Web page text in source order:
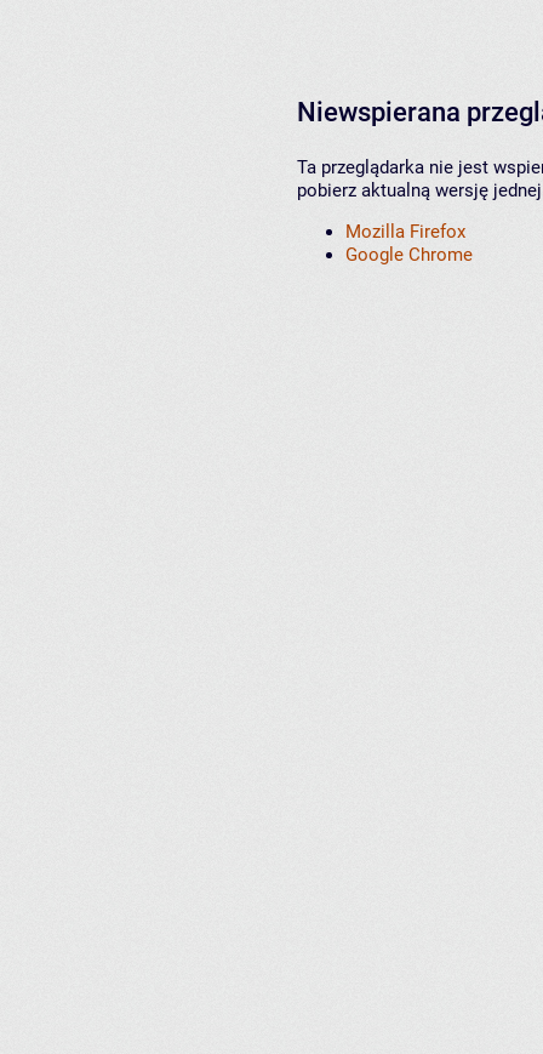
Niewspierana
Ta przeglądarka nie jest
pobierz aktualną wersję
Mozilla Firefox
Google Chrome